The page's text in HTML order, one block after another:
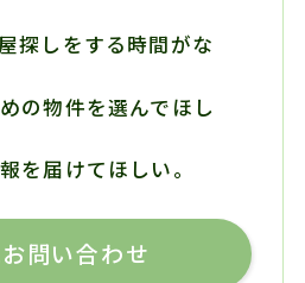
探しをする時間がな
の物件を選んでほし
を届けてほしい。
問い合わせ